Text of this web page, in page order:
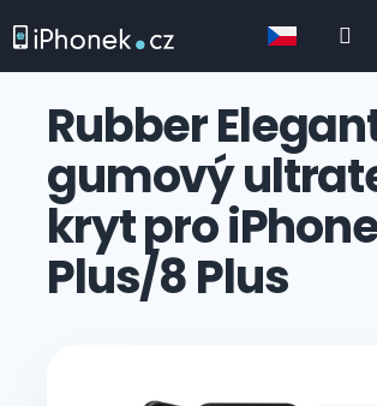
Rubber
gumový
kryt pro
Plus/8 Plus